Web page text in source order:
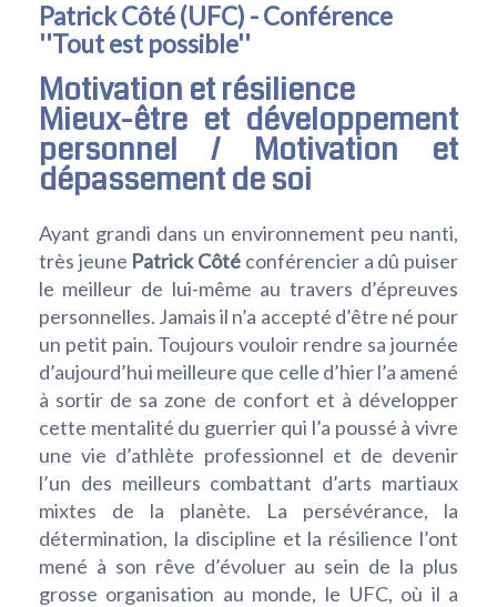
Patrick Côté (UFC) - Conférence
''Tout est possible''
Motivation et résilience
Mieux-être et développement
personnel / Motivation et
dépassement de soi
Ayant grandi dans un environnement peu nanti,
très jeune Patrick Côté conférencier a dû puiser
le meilleur de lui-même au travers d’épreuves
personnelles. Jamais il n’a accepté d’être né pour
un petit pain. Toujours vouloir rendre sa journée
d’aujourd’hui meilleure que celle d’hier l’a amené
à sortir de sa zone de confort et à développer
cette mentalité du guerrier qui l’a poussé à vivre
une vie d’athlète professionnel et de devenir
l’un des meilleurs combattant d’arts martiaux
mixtes de la planète. La persévérance, la
détermination, la discipline et la résilience l’ont
mené à son rêve d’évoluer au sein de la plus
grosse organisation au monde, le UFC, où il a